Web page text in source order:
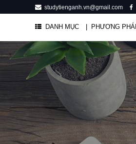
studytienganh.vn@gmail.com
DANH MỤC | PHƯƠNG